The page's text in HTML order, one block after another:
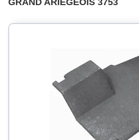
GRAND ARIEGEOIS 3753